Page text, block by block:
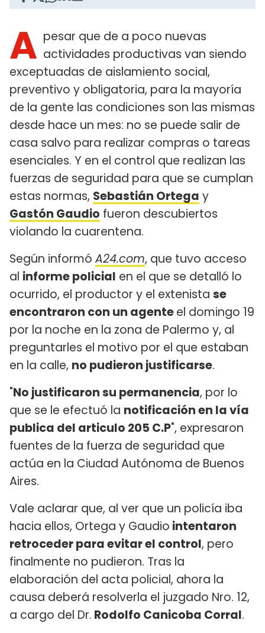
A pesar que de a poco nuevas
actividades productivas van siendo
exceptuadas de aislamiento social,
preventivo y obligatoria, para la mayoría
de la gente las condiciones son las mismas
desde hace un mes: no se puede salir de
casa salvo para realizar compras o tareas
esenciales. Y en el control que realizan las
fuerzas de seguridad para que se cumplan
estas normas, Sebastián Ortega y
Gastón Gaudio fueron descubiertos
violando la cuarentena.
Según informóA24.com, que tuvo acceso
al informe policial en el que se detalló lo
ocurrido, el productor y el extenista se
encontraron con un agenteel domingo 19
por la noche en la zona de Palermo y, al
preguntarles el motivo por el que estaban
en la calle, no pudieron justificarse.
"No justificaron su permanencia, por lo
que se le efectuó la notificación en la vía
publica del articulo 205 C.P", expresaron
fuentes de la fuerza de seguridad que
actúa en la Ciudad Autónoma de Buenos
Aires.
Vale aclarar que, al ver que un policía iba
hacia ellos, Ortega y Gaudio intentaron
retroceder para evitar el control, pero
finalmente no pudieron. Tras la
elaboración del acta policial, ahora la
causa deberá resolverla el juzgado Nro. 12,
a cargo del Dr. Rodolfo Canicoba Corral.